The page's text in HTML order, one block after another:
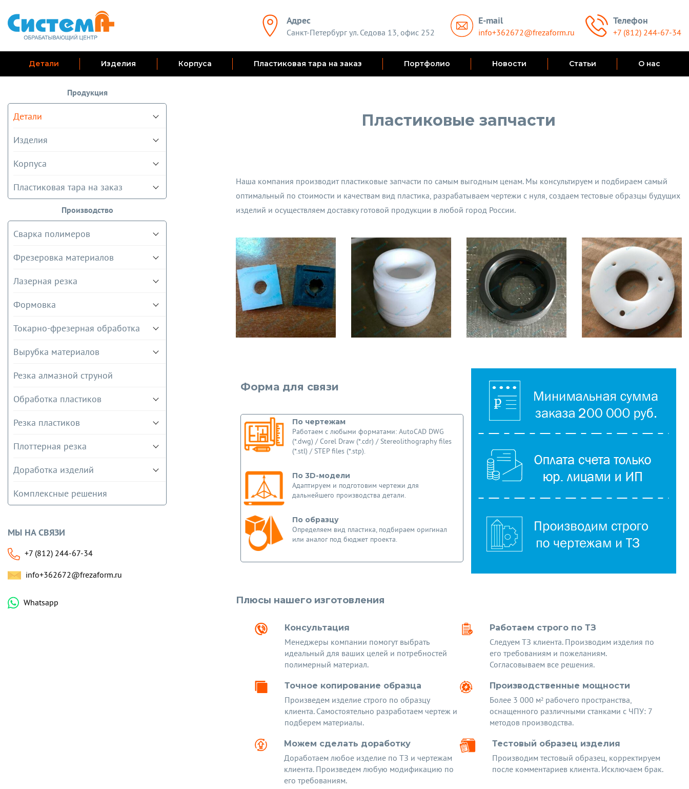
Адрес
Санкт-Петербург ул. Седова 13, офис 252
E-mail
info+362672@frezaform.ru
Телефон
+7 (812) 244-67-34
Детали Изделия Корпуса Пластиковая тара на заказ Портфолио Новости Статьи О нас
Продукция
Детали
Изделия
Корпуса
Пластиковая тара на заказ
Производство
Сварка полимеров
Фрезеровка материалов
Лазерная резка
Формовка
Токарно-фрезерная обработка
Вырубка материалов
Резка алмазной струной
Обработка пластиков
Резка пластиков
Плоттерная резка
Доработка изделий
Комплексные решения
МЫ НА СВЯЗИ
+7 (812) 244-67-34
info+362672@frezaform.ru
Whatsapp
Пластиковые запчасти
Наша компания производит пластиковые запчасти по самым выгодным ценам. Мы консультируем и подбираем самый
оптимальный по стоимости и качествам вид пластика, разрабатываем чертежи с нуля, создаем тестовые образцы будущих
изделий и осуществляем доставку готовой продукции в любой город России.
Форма для связи
По чертежам
Работаем с любыми форматами: AutoCAD DWG
(*.dwg) / Corel Draw (*.cdr) / Stereolithography files
(*.stl) / STEP files (*.stp).
По 3D-модели
Адаптируем и подготовим чертежи для
дальнейшего производства детали.
По образцу
Определяем вид пластика, подбираем оригинал
или аналог под бюджет проекта.
Плюсы нашего изготовления
Консультация
Менеджеры компании помогут выбрать
идеальный для ваших целей и потребностей
полимерный материал.
Работаем строго по ТЗ
Следуем ТЗ клиента. Производим изделия по
его требованиям и пожеланиям.
Согласовываем все решения.
Точное копирование образца
Произведем изделие строго по образцу
клиента. Самостоятельно разработаем чертеж и
подберем материалы.
Производственные мощности
Более 3 000 м² рабочего пространства,
оснащенного различными станками с ЧПУ: 7
методов производства.
Можем сделать доработку
Доработаем любое изделие по ТЗ и чертежам
клиента. Произведем любую модификацию по
его требованиям.
Тестовый образец изделия
Производим тестовый образец, корректируем
после комментариев клиента. Исключаем брак.